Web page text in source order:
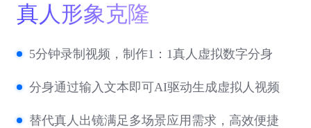
真人形象克隆
5分钟录制视频，制作1：1真人虚拟数字分身
分身通过输入文本即可AI驱动生成虚拟人视频
替代真人出镜满足多场景应用需求，高效便捷